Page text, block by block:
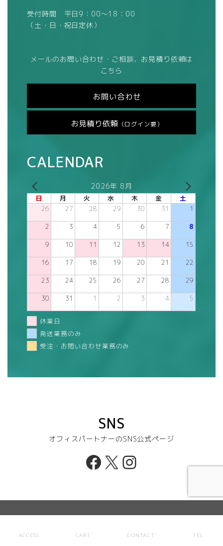
受付時間 平日9：00～18：00
（土・日・祝日定休）
メールのお問い合わせ・ご相談、お見積り依頼は
こちら
お問い合わせ
お見積り依頼 （ログイン要）
CALENDAR
2026年 8月
日 月 火 水 木 金 土
26 27 28 29 30 31 1
2 3 4 5 6 7 8
9 10 11 12 13 14 15
16 17 18 19 20 21 22
23 24 25 26 27 28 29
30 31 1 2 3 4 5
休業日
発送業務のみ
受注・お問い合わせ業務のみ
SNS
オフィスパートナーのSNS公式ページ
Facebook
X Instagram
ACCESS CART CONTACT TEL